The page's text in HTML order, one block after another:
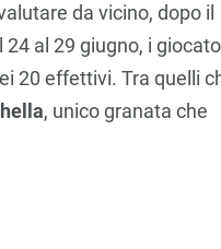
da vicino, dopo il
al 29 giugno, i
20 effettivi. Tra quelli
, unico granata che